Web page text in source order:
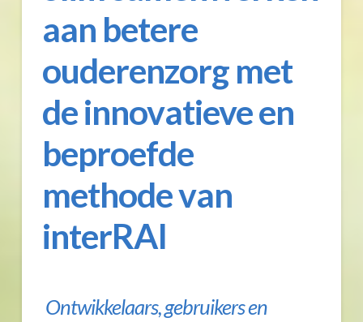
aan betere
ouderenzorg met
de innovatieve en
beproefde
methode van
interRAI
Ontwikkelaars, gebruikers en